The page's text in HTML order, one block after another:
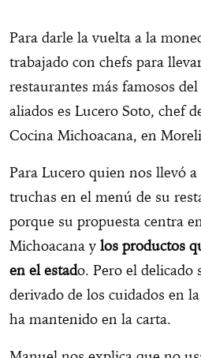
Para darle la vuelta a la
trabajado con chefs para
restaurantes más famosos
aliados es Lucero Soto, chef
Cocina Michoacana, en
Para Lucero quien nos llevó
truchas en el menú de su
porque su propuesta centra
Michoacana y los productos
en el estado. Pero el delicado
derivado de los cuidados en
ha mantenido en la carta.